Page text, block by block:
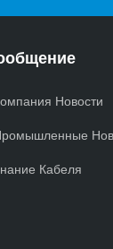
Новости
Кабеля